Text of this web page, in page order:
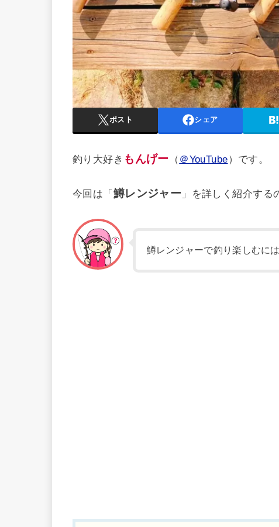
ポスト シェア
釣り大好き もんげー （ ＠YouTube）です。
今回は「 鱒レンジャー 」を詳しく紹介する
鱒レンジャーで釣り楽しむに